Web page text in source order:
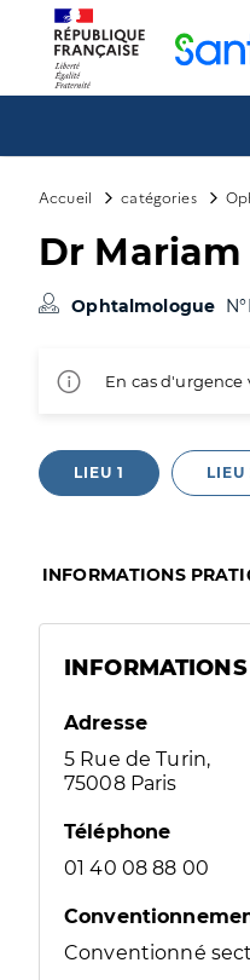
Accueil catégories
Dr
Ophtalmologue
En cas
LIEU 1 LIEU
INFORMATIONS
Adresse
5 Rue de Turin,
75008 Paris
Téléphone
01 40 08 88 00
Conventionné
Panneau de gestion des cookies